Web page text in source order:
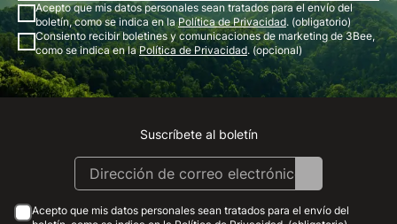
Acepto que mis datos personales sean tratados para el envío del
boletín, como se indica en laPolítica de Privacidad. (obligatorio)
Consiento recibir boletines y comunicaciones de marketing de 3Bee,
como se indica en laPolítica de Privacidad. (opcional)
Instagram
Facebook
Linkedin
Youtube
Suscríbete al boletín
Acepto que mis datos personales sean tratados para el envío del